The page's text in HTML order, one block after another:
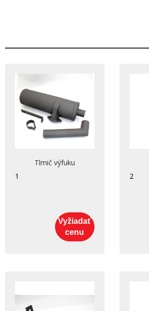
Tlmič výfuku
1
Vyžiadať
cenu
2